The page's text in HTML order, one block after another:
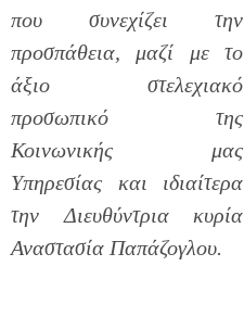
που συνεχίζει την
προσπάθεια, μαζί με το
άξιο στελεχιακό
προσωπικό της
Κοινωνικής μας
Υπηρεσίας και ιδιαίτερα
την Διευθύντρια κυρία
Αναστασία Παπάζογλου.